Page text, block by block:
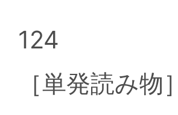
124
［単発読み